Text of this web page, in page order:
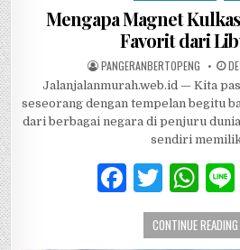
Mengapa Magnet
Favorit dari
AUTHOR:
PANGERANBERTOPENG
Jalanjalanmurah.web.id — Kita
seseorang dengan tempelan begitu
dari berbagai negara di penjuru
sendiri
F
a
c
T
w
it
W
h
at
CONTINUE READING